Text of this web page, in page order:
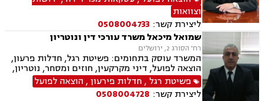
מתמשך וגישור עסקי
וצוואות
ליצירת קשר: 0508004733
שמואל מיכאל משרד עורכי דין ונוטריון
רח' הסורג 2, ירושלים
המשרד עוסק בתחומים: פשיטת רגל, חדלות פרעון,
הוצאה לפועל, דיני מקרקעין, חוזים ומסחר, נוטריון,
עסקאות מכר דירה, ירושות וצוואות, ליטיגציה, נדל"ן,
פינוי מושכר ופירוקים והקפאות הליכים.
פשיטת רגל , חדלות פירעון, הוצאה לפועל
ליצירת קשר: 0508004728